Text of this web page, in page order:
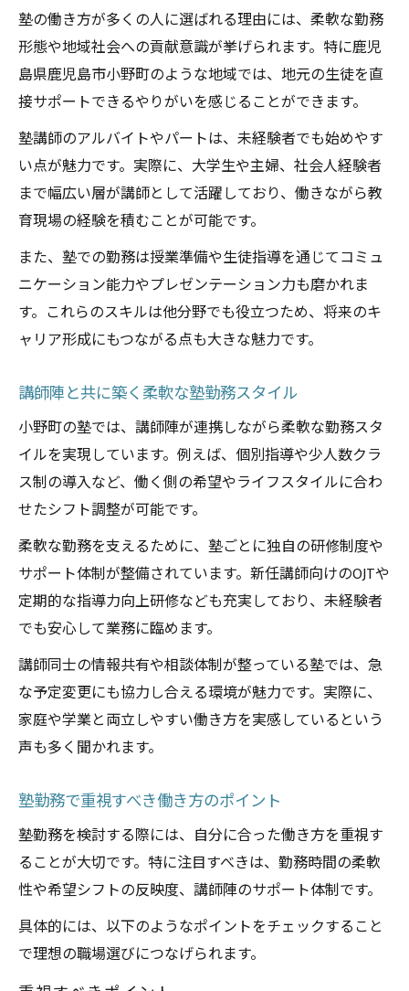
塾の働き方が多くの人に選ばれる理由には、柔軟な勤務
形態や地域社会への貢献意識が挙げられます。特に鹿児
島県鹿児島市小野町のような地域では、地元の生徒を直
接サポートできるやりがいを感じることができます。
塾講師のアルバイトやパートは、未経験者でも始めやす
い点が魅力です。実際に、大学生や主婦、社会人経験者
まで幅広い層が講師として活躍しており、働きながら教
育現場の経験を積むことが可能です。
また、塾での勤務は授業準備や生徒指導を通じてコミュ
ニケーション能力やプレゼンテーション力も磨かれま
す。これらのスキルは他分野でも役立つため、将来のキ
ャリア形成にもつながる点も大きな魅力です。
講師陣と共に築く柔軟な塾勤務スタイル
小野町の塾では、講師陣が連携しながら柔軟な勤務スタ
イルを実現しています。例えば、個別指導や少人数クラ
ス制の導入など、働く側の希望やライフスタイルに合わ
せたシフト調整が可能です。
柔軟な勤務を支えるために、塾ごとに独自の研修制度や
サポート体制が整備されています。新任講師向けのOJTや
定期的な指導力向上研修なども充実しており、未経験者
でも安心して業務に臨めます。
講師同士の情報共有や相談体制が整っている塾では、急
な予定変更にも協力し合える環境が魅力です。実際に、
家庭や学業と両立しやすい働き方を実感しているという
声も多く聞かれます。
塾勤務で重視すべき働き方のポイント
塾勤務を検討する際には、自分に合った働き方を重視す
ることが大切です。特に注目すべきは、勤務時間の柔軟
性や希望シフトの反映度、講師陣のサポート体制です。
具体的には、以下のようなポイントをチェックすること
で理想の職場選びにつなげられます。